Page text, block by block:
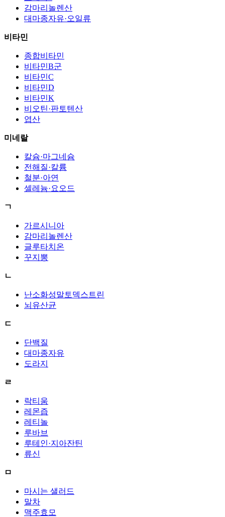
감마리놀렌산
대마종자유·오일류
비타민
종합비타민
비타민B군
비타민C
비타민D
비타민K
비오틴·판토텐산
엽산
미네랄
칼슘·마그네슘
전해질·칼륨
철분·아연
셀레늄·요오드
ㄱ
가르시니아
감마리놀렌산
글루타치온
꾸지뽕
ㄴ
난소화성말토덱스트린
뇌유산균
ㄷ
단백질
대마종자유
도라지
ㄹ
락티움
레몬즙
레티놀
루바브
루테인·지아잔틴
류신
ㅁ
마시는 샐러드
말차
맥주효모